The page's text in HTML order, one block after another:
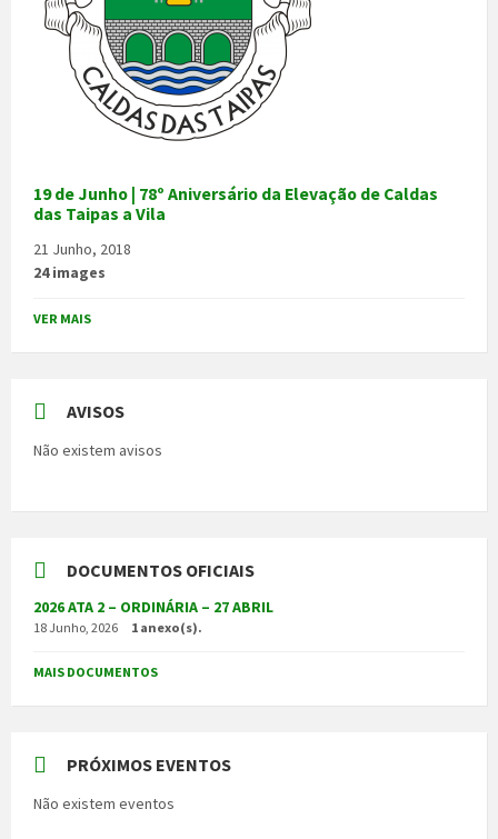
19 de Junho | 78º Aniversário da Elevação de Caldas
das Taipas a Vila
21 Junho, 2018
24 images
VER MAIS
AVISOS
Não existem avisos
DOCUMENTOS OFICIAIS
2026 ATA 2 – ORDINÁRIA – 27 ABRIL
18 Junho, 2026 1 anexo(s).
MAIS DOCUMENTOS
PRÓXIMOS EVENTOS
Não existem eventos